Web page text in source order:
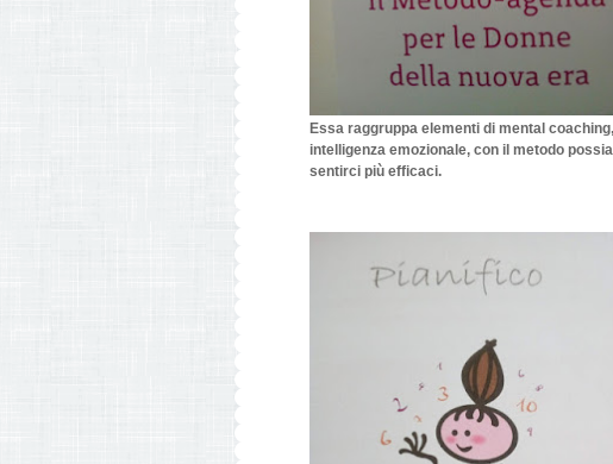
Essa raggruppa elementi di mental
intelligenza emozionale, con il metodo
sentirci più efficaci.